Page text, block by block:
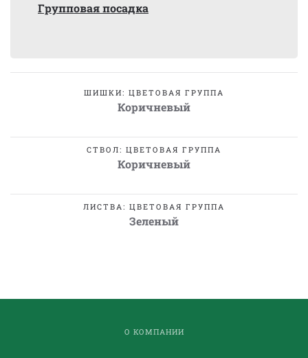
Групповая посадка
ШИШКИ: ЦВЕТОВАЯ ГРУППА
Коричневый
СТВОЛ: ЦВЕТОВАЯ ГРУППА
Коричневый
ЛИСТВА: ЦВЕТОВАЯ ГРУППА
Зеленый
О КОМПАНИИ